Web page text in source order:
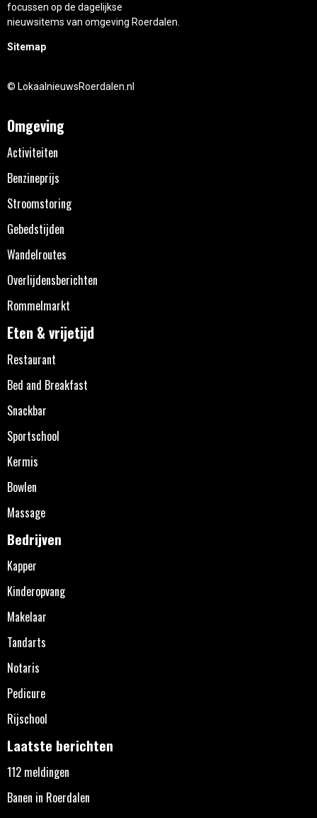
focussen op de dagelijkse
nieuwsitems van omgeving Roerdalen.
Sitemap
© LokaalnieuwsRoerdalen.nl
Omgeving
Activiteiten
Benzineprijs
Stroomstoring
Gebedstijden
Wandelroutes
Overlijdensberichten
Rommelmarkt
Eten & vrijetijd
Restaurant
Bed and Breakfast
Snackbar
Sportschool
Kermis
Bowlen
Massage
Bedrijven
Kapper
Kinderopvang
Makelaar
Tandarts
Notaris
Pedicure
Rijschool
Laatste berichten
112 meldingen
Banen in Roerdalen